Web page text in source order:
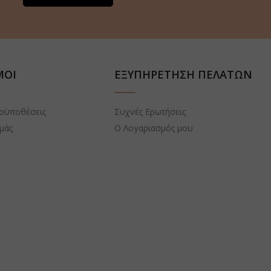
ΕΞΥΠΗΡΕΤΗΣΗ ΠΕΛΑΤΩΝ
Συχνές Ερωτήσεις
Ο Λογαριασμός μου